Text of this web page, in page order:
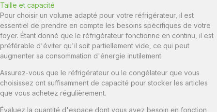
Taille et capacité
Pour choisir un volume adapté pour votre réfrigérateur, il est
essentiel de prendre en compte les besoins spécifiques de votre
foyer. Étant donné que le réfrigérateur fonctionne en continu, il est
préférable d'éviter qu'il soit partiellement vide, ce qui peut
augmenter sa consommation d'énergie inutilement.
Assurez-vous que le réfrigérateur ou le congélateur que vous
choisissez ont suffisamment de capacité pour stocker les articles
que vous achetez régulièrement.
Évaluez la quantité d'espace dont vous avez besoin en fonction